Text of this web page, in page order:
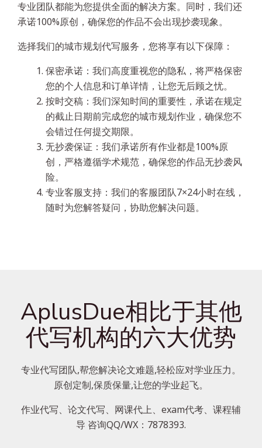
专业团队都能为您提供全面的解决方案。同时，我们还
承诺100%原创，确保您的作品不会出现抄袭现象。
选择我们的城市规划代写服务，您将享有以下保障：
保密承诺：我们高度重视您的隐私，将严格保密
您的个人信息和订单详情，让您无后顾之忧。
按时交稿：我们深知时间的重要性，承诺在规定
的截止日期前完成您的城市规划作业，确保您不
会错过任何提交期限。
无抄袭保证：我们承诺所有作业都是100%原
创，严格遵循学术规范，确保您的作品无抄袭风
险。
专业客服支持：我们的客服团队7×24小时在线，
随时为您解答疑问，协助您解决问题。
AplusDue相比于其他
代写机构的六大优势
专业代写团队,帮您解决论文难题,轻松应对学业压力。
原创定制,保质保量,让您的学业起飞。
作业代写、论文代写、网课代上、exam代考、课程辅
导 咨询QQ/WX：7878393.